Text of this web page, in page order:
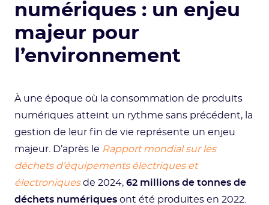
numériques : un enjeu
majeur pour
l’environnement
À une époque où la consommation de produits
numériques atteint un rythme sans précédent, la
gestion de leur fin de vie représente un enjeu
majeur. D’après le Rapport mondial sur les
déchets d’équipements électriques et
électroniquesde 2024, 62 millions de tonnes de
déchets numériques ont été produites en 2022.